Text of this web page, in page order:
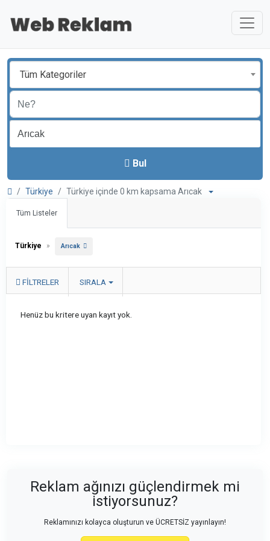
Tüm Kategoriler
Bul
Türkiye Türkiye içinde 0 km kapsama Arıcak
Tüm Listeler
Türkiye » Arıcak
FILTRELER SIRALA
Henüz bu kritere uyan kayıt yok.
Reklam ağınızı güçlendirmek mi
istiyorsunuz?
Reklamınızı kolayca oluşturun ve ÜCRETSİZ yayınlayın!